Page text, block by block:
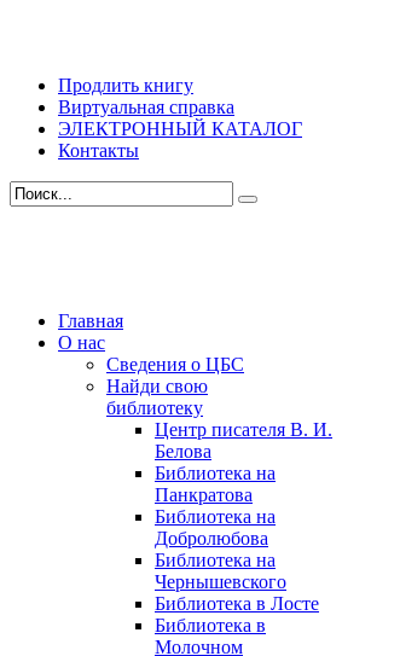
Продлить книгу
Виртуальная справка
ЭЛЕКТРОННЫЙ КАТАЛОГ
Контакты
Главная
О нас
Сведения о ЦБС
Найди свою
библиотеку
Центр писателя В. И.
Белова
Библиотека на
Панкратова
Библиотека на
Добролюбова
Библиотека на
Чернышевского
Библиотека в Лосте
Библиотека в
Молочном